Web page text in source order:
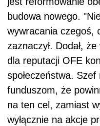
budowa nowego.
wywracania czegoś,
zaznaczył. Dodał,
dla reputacji OFE
społeczeństwa. Szef
funduszom, że
na ten cel, zamiast
wyłącznie na akcje